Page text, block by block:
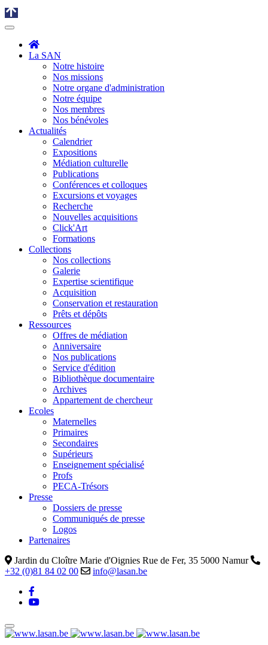
La SAN
Notre histoire
Nos missions
Notre organe d'administration
Notre équipe
Nos membres
Nos bénévoles
Actualités
Calendrier
Expositions
Médiation culturelle
Publications
Conférences et colloques
Excursions et voyages
Recherche
Nouvelles acquisitions
Click'Art
Formations
Collections
Nos collections
Galerie
Expertise scientifique
Acquisition
Conservation et restauration
Prêts et dépôts
Ressources
Offres de médiation
Anniversaire
Nos publications
Service d'édition
Bibliothèque documentaire
Archives
Appartement de chercheur
Ecoles
Maternelles
Primaires
Secondaires
Supérieurs
Enseignement spécialisé
Profs
PECA-Trésors
Presse
Dossiers de presse
Communiqués de presse
Logos
Partenaires
Jardin du Cloître Marie d'Oignies Rue de Fer, 35 5000 Namur
+32 (0)81 84 02 00
info@lasan.be